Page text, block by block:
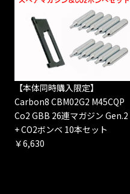
【本体同時購入限定】
Carbon8 CBM02G2 M45CQP
Co2 GBB 26連マガジン Gen.2
+ CO2ボンベ 10本セット
￥6,630